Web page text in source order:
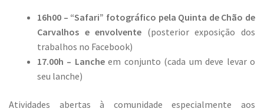
16h00 – “Safari” fotográfico pela Quinta de Chão de
Carvalhos e envolvente (posterior exposição dos
trabalhos no Facebook)
17.00h – Lancheem conjunto (cada um deve levar o
seu lanche)
Atividades abertas à comunidade especialmente aos